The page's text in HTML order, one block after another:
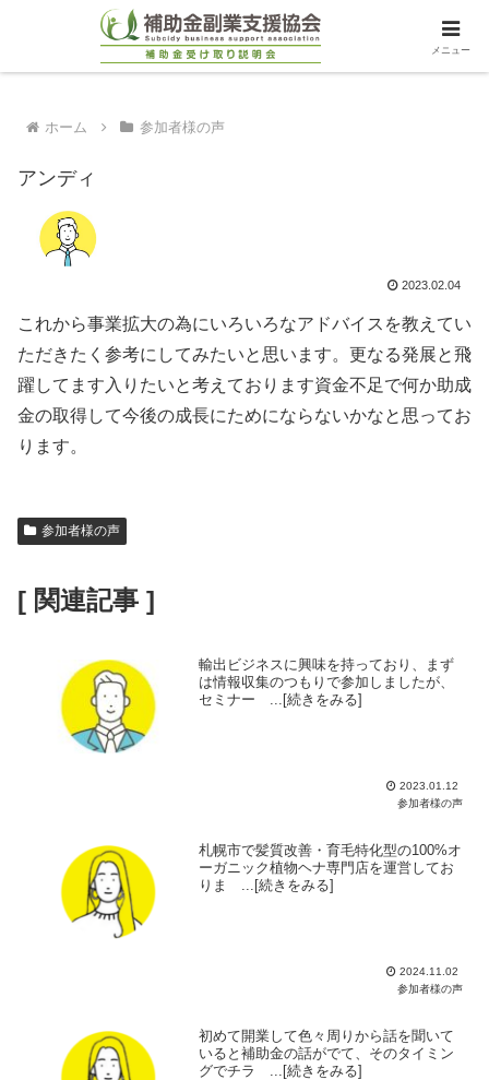
ホーム 参加者様の声
アンディ
2023.02.04
これから事業拡大の為にいろいろなアドバイスを教えてい
ただきたく参考にしてみたいと思います。更なる発展と飛
躍してます入りたいと考えております資金不足で何か助成
金の取得して今後の成長にためにならないかなと思ってお
ります。
参加者様の声
[ 関連記事 ]
輸出ビジネスに興味を持っており、まず
は情報収集のつもりで参加しましたが、
セミナー ...[続きをみる]
2023.01.12
参加者様の声
札幌市で髪質改善・育毛特化型の100%オ
ーガニック植物ヘナ専門店を運営してお
りま ...[続きをみる]
2024.11.02
参加者様の声
初めて開業して色々周りから話を聞いて
いると補助金の話がでて、そのタイミン
グでチラ ...[続きをみる]
メニュー